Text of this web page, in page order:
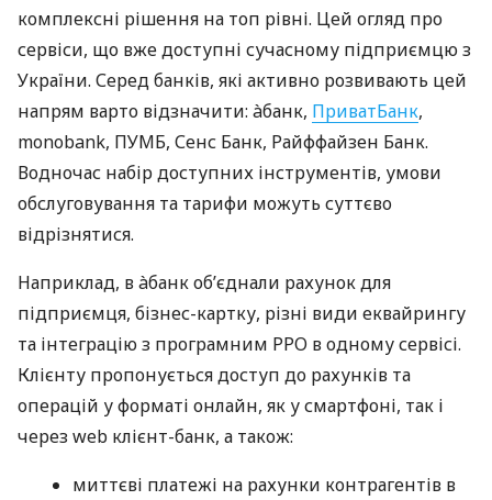
комплексні рішення на топ рівні. Цей огляд про
сервіси, що вже доступні сучасному підприємцю з
України. Серед банків, які активно розвивають цей
напрям варто відзначити: àбанк, ПриватБанк,
monobank, ПУМБ, Сенс Банк, Райффайзен Банк.
Водночас набір доступних інструментів, умови
обслуговування та тарифи можуть суттєво
відрізнятися.
Наприклад, в àбанк об’єднали рахунок для
підприємця, бізнес-картку, різні види еквайрингу
та інтеграцію з програмним РРО в одному сервісі.
Клієнту пропонується доступ до рахунків та
операцій у форматі онлайн, як у смартфоні, так і
через web клієнт-банк, а також:
миттєві платежі на рахунки контрагентів в